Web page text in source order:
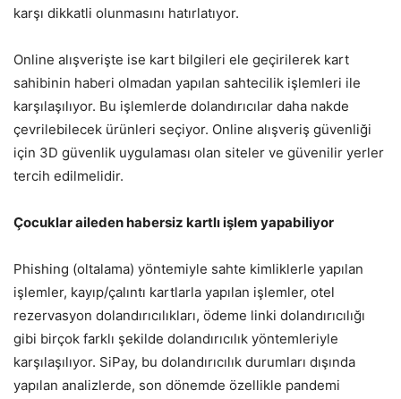
karşı dikkatli olunmasını hatırlatıyor.
Online alışverişte ise kart bilgileri ele geçirilerek kart
sahibinin haberi olmadan yapılan sahtecilik işlemleri ile
karşılaşılıyor. Bu işlemlerde dolandırıcılar daha nakde
çevrilebilecek ürünleri seçiyor. Online alışveriş güvenliği
için 3D güvenlik uygulaması olan siteler ve güvenilir yerler
tercih edilmelidir.
Çocuklar aileden habersiz kartlı işlem yapabiliyor
Phishing (oltalama) yöntemiyle sahte kimliklerle yapılan
işlemler, kayıp/çalıntı kartlarla yapılan işlemler, otel
rezervasyon dolandırıcılıkları, ödeme linki dolandırıcılığı
gibi birçok farklı şekilde dolandırıcılık yöntemleriyle
karşılaşılıyor. SiPay, bu dolandırıcılık durumları dışında
yapılan analizlerde, son dönemde özellikle pandemi